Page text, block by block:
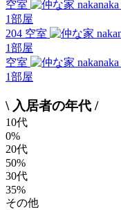
空室
1部屋
204 空室
1部屋
空室
1部屋
\ 入居者の年代 /
10代
0%
20代
50%
30代
35%
その他